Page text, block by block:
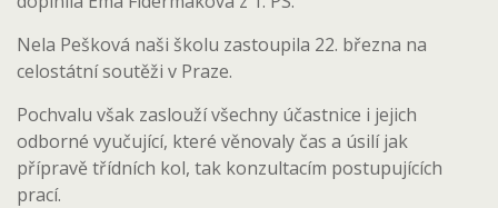
Nela Pešková naši školu zastoupila 22. března na
celostátní soutěži v Praze.
Pochvalu však zaslouží všechny účastnice i jejich
odborné vyučující, které věnovaly čas a úsilí jak
přípravě třídních kol, tak konzultacím postupujících
prací.